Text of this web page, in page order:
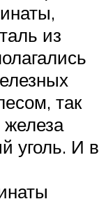
из
так
железа
уголь. И в